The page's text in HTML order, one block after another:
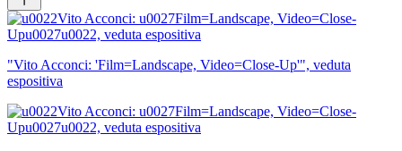
Educazione
Educazione
Dipartimento
e
Ricerca
"Vito Acconci: 'Film=Landscape, Video=Close-Up'", veduta
espositiva